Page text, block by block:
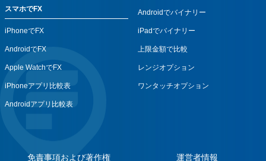
スマホでFX
iPhoneでFX
AndroidでFX
Apple WatchでFX
iPhoneアプリ比較表
Androidアプリ比較表
Androidでバイナリー
iPadでバイナリー
上限金額で比較
レンジオプション
ワンタッチオプション
免責事項および著作権 運営者情報